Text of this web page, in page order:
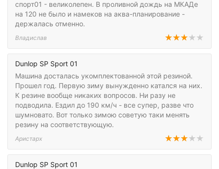
спорт01 - великолепен. В проливной дождь на МКАДе
на 120 не было и намеков на аква-планирование -
держалась отменно.
Владислав
Dunlop SP Sport 01
Машина досталась укомплектованной этой резиной.
Прошел год. Первую зиму вынужденно катался на них.
К резине вообще никаких вопросов. Ни разу не
подводила. Ездил до 190 км/ч - все супер, разве что
шумновато. Вот только зимою советую таки менять
резину на соответствующую.
Аристарх
Dunlop SP Sport 01